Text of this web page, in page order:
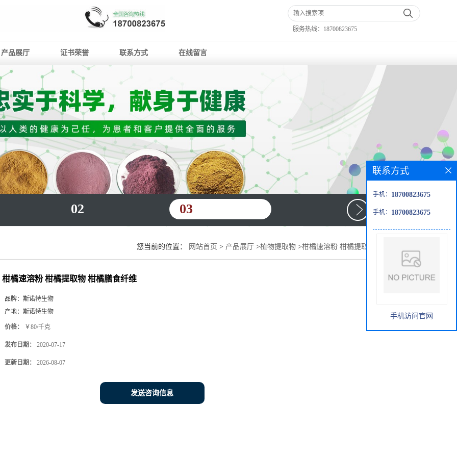
服务热线： 18700823675
产品展厅 证书荣誉 联系方式 在线留言
02 03
您当前的位置： 网站首页 > 产品展厅 >植物提取物 >柑橘速溶粉 柑橘提取物 柑橘膳食纤维
柑橘速溶粉 柑橘提取物 柑橘膳食纤维
品牌： 斯诺特生物
产地： 斯诺特生物
价格： ￥80/千克
发布日期： 2020-07-17
更新日期： 2026-08-07
发送咨询信息
联系方式
手机： 18700823675
手机： 18700823675
手机访问官网